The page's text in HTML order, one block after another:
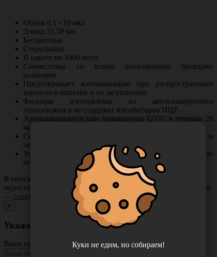
Объем 0,1 - 10 мкл
Длина 31,59 мм
Бесцветные
Стерильные
В пакете по 1000 штук
Совместимы со всеми популярными брендами
дозаторов
Предотвращает контаминацию при распространении
аэрозоля в пипетки и их загрязнении
Фильтры изготовлены из автоклавируемого
полиэтилена и не содержат ингибиторов ПЦР
Автоклавируются при температуре 121°С в течение 20
минут
Сертифицированы на отсутствие ДНКаз, РНКаз и
эндотоксинов
Упакован в полиэтиленовый пакет с возможностью
повторного закрывания
В описании товара могут иметь место неточности или
недостающая информация. Если вы заметили такую проблему
— сообщите нам
×
Укажите неточность в описании товара
Ваше имя Куки не едим, но собираем!